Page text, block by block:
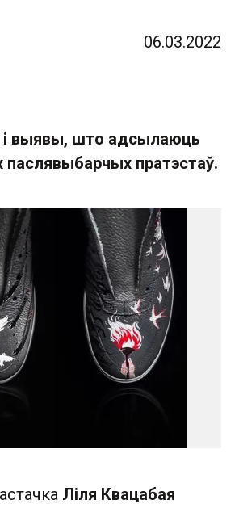
06.03.2022
і выявы, што адсылаюць
паслявыбарчых пратэстаў.
Ліля Квацабая